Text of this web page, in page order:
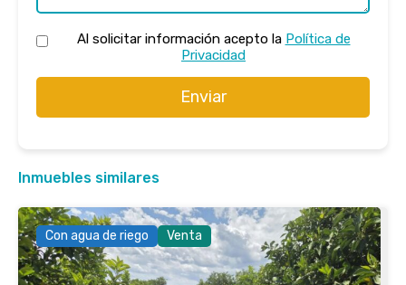
Al solicitar información acepto la Política de
Privacidad
Enviar
Inmuebles similares
Con agua de riego Venta